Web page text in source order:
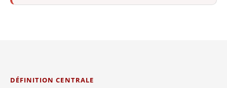
DÉFINITION CENTRALE